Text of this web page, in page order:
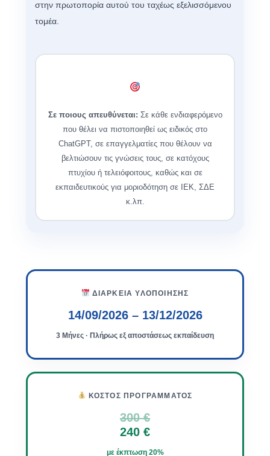
στην πρωτοπορία αυτού του ταχέως εξελισσόμενου
τομέα.
Σε ποιους απευθύνεται: Σε κάθε ενδιαφερόμενο
που θέλει να πιστοποιηθεί ως ειδικός στο
ChatGPT, σε επαγγελματίες που θέλουν να
βελτιώσουν τις γνώσεις τους, σε κατόχους
πτυχίου ή τελειόφοιτους, καθώς και σε
εκπαιδευτικούς για μοριοδότηση σε ΙΕΚ, ΣΔΕ
κ.λπ.
ΔΙΆΡΚΕΙΑ ΥΛΟΠΟΊΗΣΗΣ
14/09/2026 – 13/12/2026
3 Μήνες · Πλήρως εξ αποστάσεως εκπαίδευση
ΚΌΣΤΟΣ ΠΡΟΓΡΆΜΜΑΤΟΣ
300 €
240 €
με έκπτωση 20%